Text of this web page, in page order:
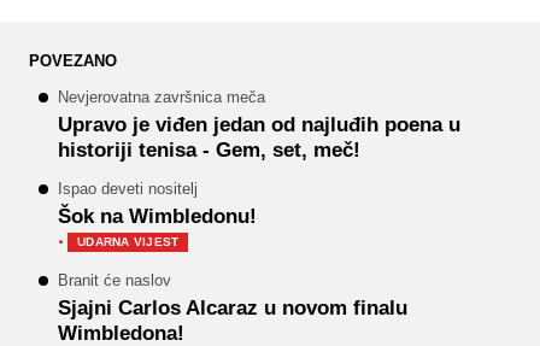
POVEZANO
Nevjerovatna završnica meča
Upravo je viđen jedan od najluđih poena u
historiji tenisa - Gem, set, meč!
Ispao deveti nositelj
Šok na Wimbledonu!
· UDARNA VIJEST
Branit će naslov
Sjajni Carlos Alcaraz u novom finalu
Wimbledona!